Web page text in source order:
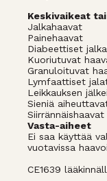
Keskivaikeat
Jalkahaavat
Painehaavat
Diabeettiset
Kuoriutuvat
Granuloituvat
Lymfaattiset
Leikkauksen
Sieniä
Siirrännäishaavat
Vasta-aiheet
Ei saa käyttää
vuotavissa
CE1639